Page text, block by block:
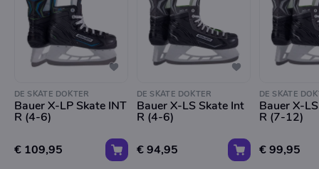
DE SKATE DOKTER
Bauer X-LP Skate INT
R (4-6)
€ 109,95
DE SKATE DOKTER
Bauer X-LS Skate Int
R (4-6)
€ 94,95
DE SKATE
Bauer X-
R (7-12)
€ 99,95